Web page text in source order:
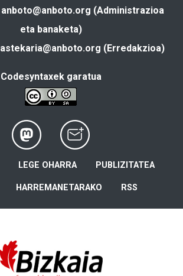
anboto@anboto.org (Administrazioa
eta banaketa)
astekaria@anboto.org (Erredakzioa)
Codesyntaxek garatua
LEGE OHARRA PUBLIZITATEA
HARREMANETARAKO RSS